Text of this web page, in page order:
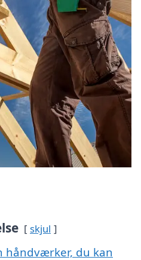
skjul
håndværker, du kan